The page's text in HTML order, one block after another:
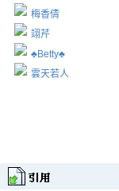
梅香倩
翊芹
♣Betty♣
雲天若人